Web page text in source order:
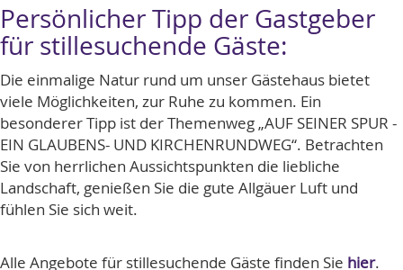
Persönlicher Tipp der Gastgeber
für stillesuchende Gäste:
Die einmalige Natur rund um unser Gästehaus bietet
viele Möglichkeiten, zur Ruhe zu kommen. Ein
besonderer Tipp ist der Themenweg „AUF SEINER SPUR -
EIN GLAUBENS- UND KIRCHENRUNDWEG“. Betrachten
Sie von herrlichen Aussichtspunkten die liebliche
Landschaft, genießen Sie die gute Allgäuer Luft und
fühlen Sie sich weit.
Alle Angebote für stillesuchende Gäste finden Sie hier.